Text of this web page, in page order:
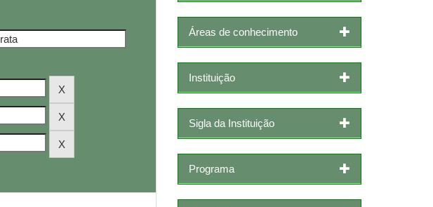
Áreas de conhecimento
Instituição
Sigla da Instituição
Programa